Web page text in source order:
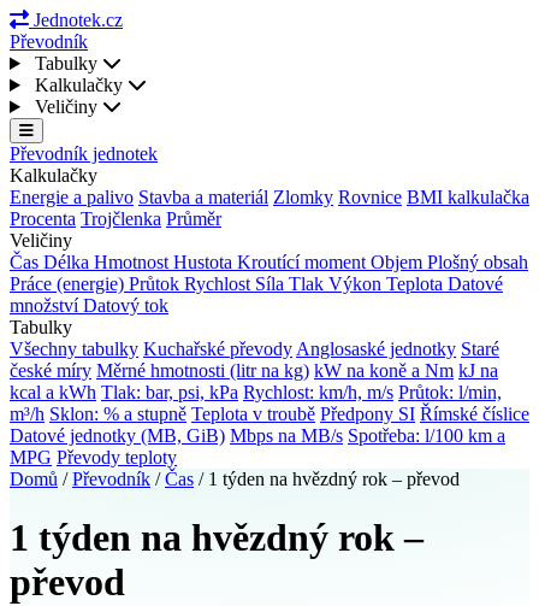
Jednotek.cz
Převodník
Tabulky
Kalkulačky
Veličiny
Převodník jednotek
Kalkulačky
Energie a palivo Stavba a materiál Zlomky Rovnice BMI kalkulačka
Procenta Trojčlenka Průměr
Veličiny
Čas Délka Hmotnost Hustota Kroutící moment Objem Plošný obsah
Práce (energie) Průtok Rychlost Síla Tlak Výkon Teplota Datové
množstvíDatový tok
Tabulky
Všechny tabulky Kuchařské převody Anglosaské jednotky Staré
české míry Měrné hmotnosti (litr na kg) kW na koně a Nm kJ na
kcal a kWh Tlak: bar, psi, kPa Rychlost: km/h, m/s Průtok: l/min,
m³/h Sklon: % a stupně Teplota v troubě Předpony SI Římské číslice
Datové jednotky (MB, GiB) Mbps na MB/s Spotřeba: l/100 km a
MPG Převody teploty
Domů / Převodník / Čas / 1 týden na hvězdný rok – převod
1 týden na hvězdný rok –
převod